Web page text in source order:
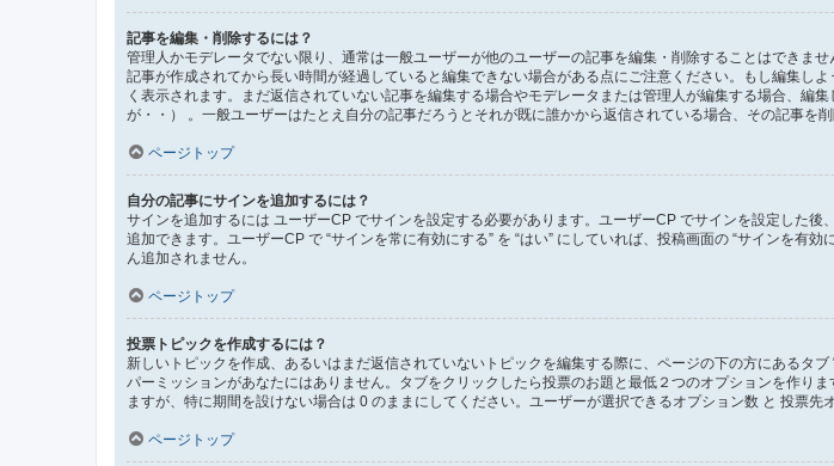
記事を編集・削除するには？
管理人かモデレータでない限り、通常は一般ユーザーが他のユーザーの記事を編集・削除することはできま
記事が作成されてから長い時間が経過していると編集できない場合がある点にご注意ください。もし編集し
く表示されます。まだ返信されていない記事を編集する場合やモデレータまたは管理人が編集する場合、
が・・） 。一般ユーザーはたとえ自分の記事だろうとそれが既に誰かから返信されている場合、その記事を
ページトップ
自分の記事にサインを追加するには？
サインを追加するには ユーザーCP でサインを設定する必要があります。ユーザーCP でサインを設定した後
追加できます。ユーザーCP で “サインを常に有効にする” を “はい” にしていれば、投稿画面の “サインを有
ん追加されません。
ページトップ
投票トピックを作成するには？
新しいトピックを作成、あるいはまだ返信されていないトピックを編集する際に、ページの下の方にあるタ
パーミッションがあなたにはありません。タブをクリックしたら投票のお題と最低２つのオプションを作り
ますが、特に期間を設けない場合は 0 のままにしてください。ユーザーが選択できるオプション数 と 投票先
ページトップ